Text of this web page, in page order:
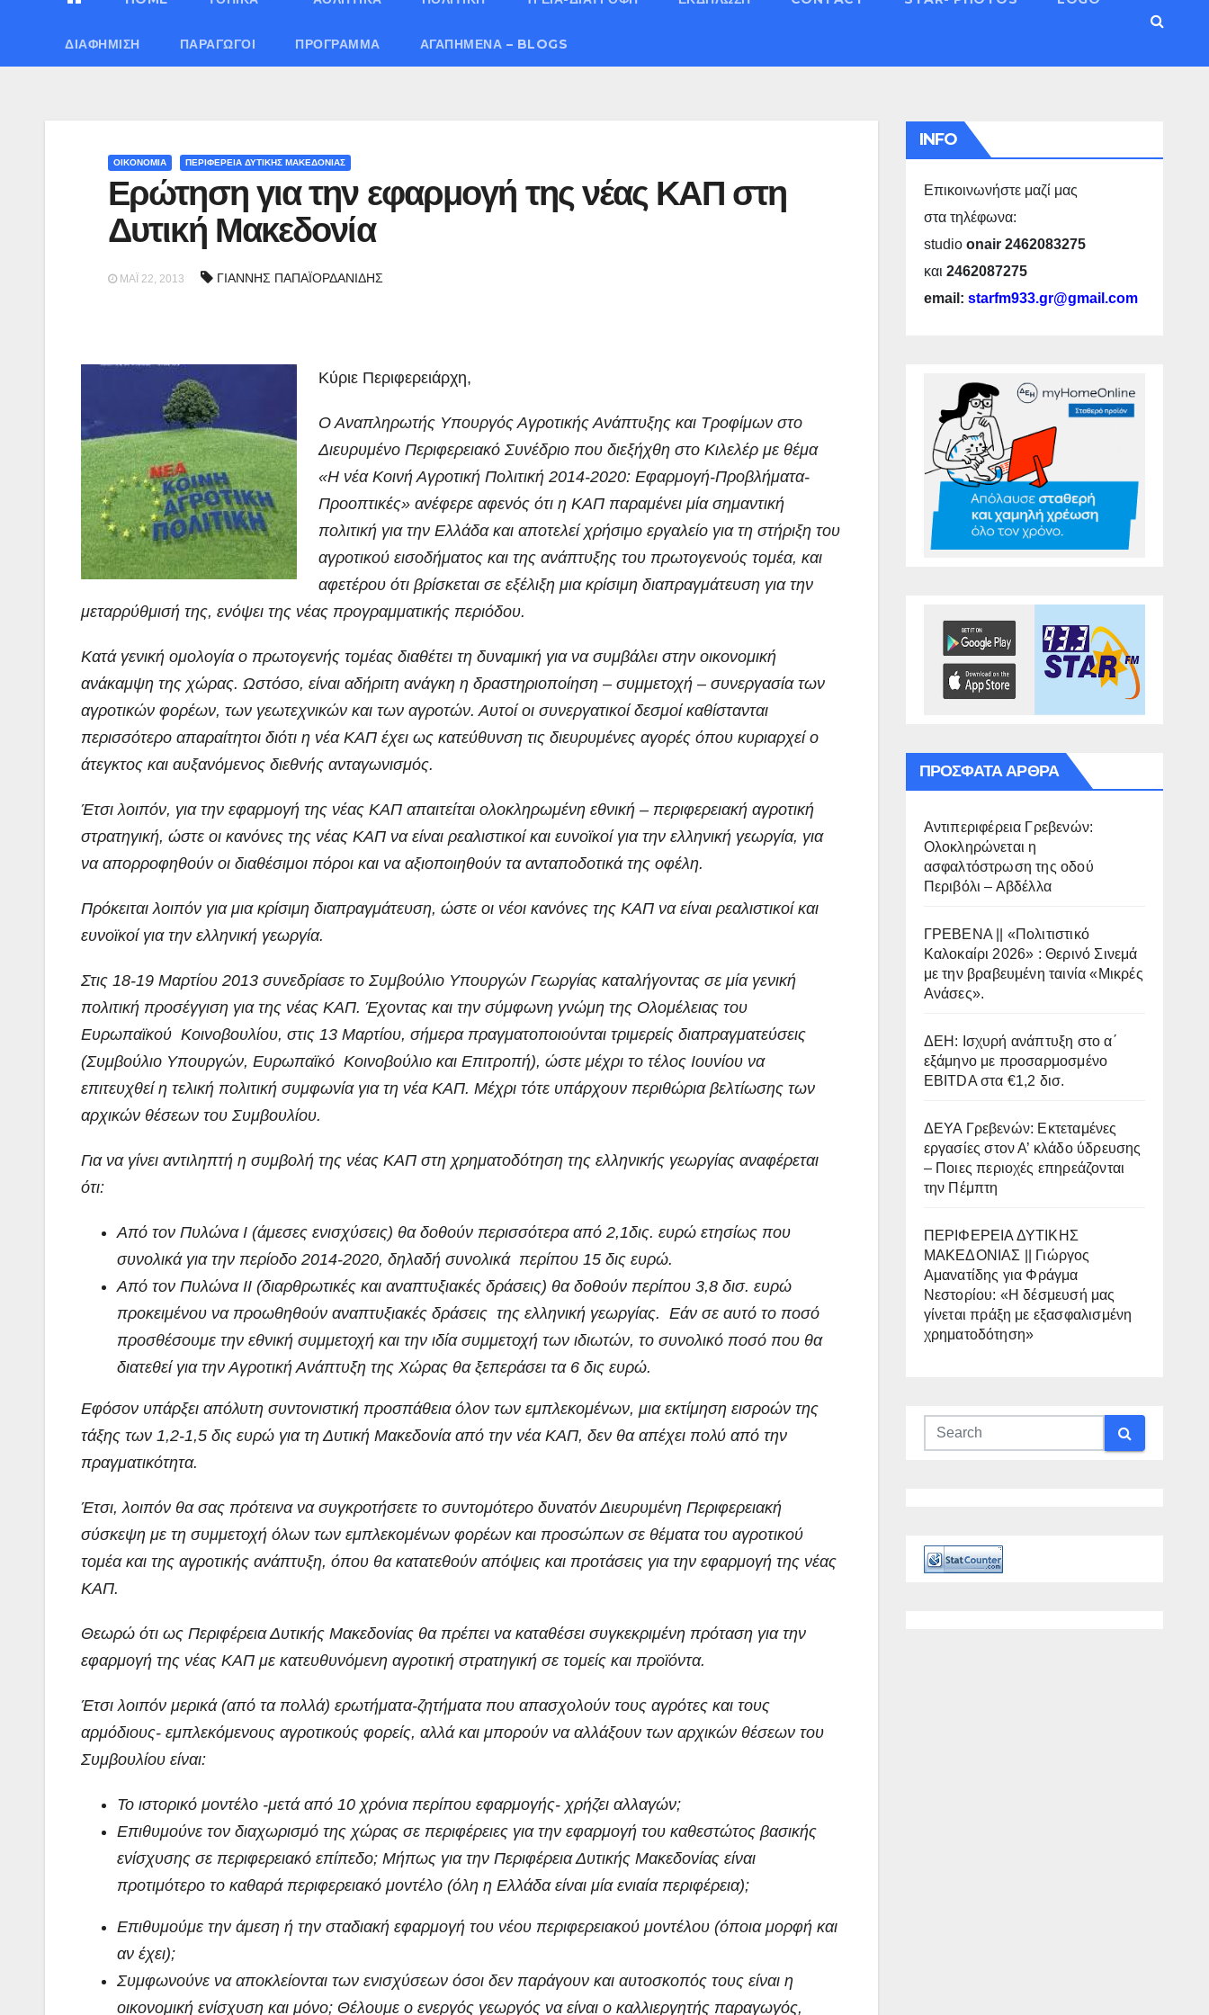
ΔΙΑΦΉΜΙΣΗ ΠΑΡΑΓΩΓΟΊ ΠΡΌΓΡΑΜΜΑ ΑΓΑΠΗΜΈΝΑ – BLOGS
ΟΙΚΟΝΟΜΙΑ ΠΕΡΙΦΕΡΕΙΑ ΔΥΤΙΚΗΣ ΜΑΚΕΔΟΝΙΑΣ
Ερώτηση για την εφαρμογή της νέας ΚΑΠ στη
Δυτική Μακεδονία
ΜΆΙ 22, 2013 ΓΙΑΝΝΗΣ ΠΑΠΑΪΟΡΔΑΝΙΔΗΣ
Κύριε Περιφερειάρχη,
Ο Αναπληρωτής Υπουργός Αγροτικής Ανάπτυξης και Τροφίμων στο
Διευρυμένο Περιφερειακό Συνέδριο που διεξήχθη στο Κιλελέρ με θέμα
«Η νέα Κοινή Αγροτική Πολιτική 2014-2020: Εφαρμογή-Προβλήματα-
Προοπτικές» ανέφερε αφενός ότι η ΚΑΠ παραμένει μία σημαντική
πολιτική για την Ελλάδα και αποτελεί χρήσιμο εργαλείο για τη στήριξη του
αγροτικού εισοδήματος και της ανάπτυξης του πρωτογενούς τομέα, και
αφετέρου ότι βρίσκεται σε εξέλιξη μια κρίσιμη διαπραγμάτευση για την
μεταρρύθμισή της, ενόψει της νέας προγραμματικής περιόδου.
Κατά γενική ομολογία ο πρωτογενής τομέας διαθέτει τη δυναμική για να συμβάλει στην οικονομική
ανάκαμψη της χώρας. Ωστόσο, είναι αδήριτη ανάγκη η δραστηριοποίηση – συμμετοχή – συνεργασία των
αγροτικών φορέων, των γεωτεχνικών και των αγροτών. Αυτοί οι συνεργατικοί δεσμοί καθίστανται
περισσότερο απαραίτητοι διότι η νέα ΚΑΠ έχει ως κατεύθυνση τις διευρυμένες αγορές όπου κυριαρχεί ο
άτεγκτος και αυξανόμενος διεθνής ανταγωνισμός.
Έτσι λοιπόν, για την εφαρμογή της νέας ΚΑΠ απαιτείται ολοκληρωμένη εθνική – περιφερειακή αγροτική
στρατηγική, ώστε οι κανόνες της νέας ΚΑΠ να είναι ρεαλιστικοί και ευνοϊκοί για την ελληνική γεωργία, για
να απορροφηθούν οι διαθέσιμοι πόροι και να αξιοποιηθούν τα ανταποδοτικά της οφέλη.
Πρόκειται λοιπόν για μια κρίσιμη διαπραγμάτευση, ώστε οι νέοι κανόνες της ΚΑΠ να είναι ρεαλιστικοί και
ευνοϊκοί για την ελληνική γεωργία.
Στις 18-19 Μαρτίου 2013 συνεδρίασε το Συμβούλιο Υπουργών Γεωργίας καταλήγοντας σε μία γενική
πολιτική προσέγγιση για της νέας ΚΑΠ. Έχοντας και την σύμφωνη γνώμη της Ολομέλειας του
Ευρωπαϊκού Κοινοβουλίου, στις 13 Μαρτίου, σήμερα πραγματοποιούνται τριμερείς διαπραγματεύσεις
(Συμβούλιο Υπουργών, Ευρωπαϊκό Κοινοβούλιο και Επιτροπή), ώστε μέχρι το τέλος Ιουνίου να
επιτευχθεί η τελική πολιτική συμφωνία για τη νέα ΚΑΠ. Μέχρι τότε υπάρχουν περιθώρια βελτίωσης των
αρχικών θέσεων του Συμβουλίου.
Για να γίνει αντιληπτή η συμβολή της νέας ΚΑΠ στη χρηματοδότηση της ελληνικής γεωργίας αναφέρεται
ότι:
Από τον Πυλώνα Ι (άμεσες ενισχύσεις) θα δοθούν περισσότερα από 2,1δις. ευρώ ετησίως που
συνολικά για την περίοδο 2014-2020, δηλαδή συνολικά περίπου 15 δις ευρώ.
Από τον Πυλώνα ΙΙ (διαρθρωτικές και αναπτυξιακές δράσεις) θα δοθούν περίπου 3,8 δισ. ευρώ
προκειμένου να προωθηθούν αναπτυξιακές δράσεις της ελληνική γεωργίας. Εάν σε αυτό το ποσό
προσθέσουμε την εθνική συμμετοχή και την ιδία συμμετοχή των ιδιωτών, το συνολικό ποσό που θα
διατεθεί για την Αγροτική Ανάπτυξη της Χώρας θα ξεπεράσει τα 6 δις ευρώ.
Εφόσον υπάρξει απόλυτη συντονιστική προσπάθεια όλον των εμπλεκομένων, μια εκτίμηση εισροών της
τάξης των 1,2-1,5 δις ευρώ για τη Δυτική Μακεδονία από την νέα ΚΑΠ, δεν θα απέχει πολύ από την
πραγματικότητα.
Έτσι, λοιπόν θα σας πρότεινα να συγκροτήσετε το συντομότερο δυνατόν Διευρυμένη Περιφερειακή
σύσκεψη με τη συμμετοχή όλων των εμπλεκομένων φορέων και προσώπων σε θέματα του αγροτικού
τομέα και της αγροτικής ανάπτυξη, όπου θα κατατεθούν απόψεις και προτάσεις για την εφαρμογή της νέας
ΚΑΠ.
Θεωρώ ότι ως Περιφέρεια Δυτικής Μακεδονίας θα πρέπει να καταθέσει συγκεκριμένη πρόταση για την
εφαρμογή της νέας ΚΑΠ με κατευθυνόμενη αγροτική στρατηγική σε τομείς και προϊόντα.
Έτσι λοιπόν μερικά (από τα πολλά) ερωτήματα-ζητήματα που απασχολούν τους αγρότες και τους
αρμόδιους- εμπλεκόμενους αγροτικούς φορείς, αλλά και μπορούν να αλλάξουν των αρχικών θέσεων του
Συμβουλίου είναι:
Το ιστορικό μοντέλο -μετά από 10 χρόνια περίπου εφαρμογής- χρήζει αλλαγών;
Επιθυμούνε τον διαχωρισμό της χώρας σε περιφέρειες για την εφαρμογή του καθεστώτος βασικής
ενίσχυσης σε περιφερειακό επίπεδο; Μήπως για την Περιφέρεια Δυτικής Μακεδονίας είναι
προτιμότερο το καθαρά περιφερειακό μοντέλο (όλη η Ελλάδα είναι μία ενιαία περιφέρεια);
Επιθυμούμε την άμεση ή την σταδιακή εφαρμογή του νέου περιφερειακού μοντέλου (όποια μορφή και
αν έχει);
Συμφωνούνε να αποκλείονται των ενισχύσεων όσοι δεν παράγουν και αυτοσκοπός τους είναι η
οικονομική ενίσχυση και μόνο; Θέλουμε ο ενεργός γεωργός να είναι ο καλλιεργητής παραγωγός,
INFO
Επικοινωνήστε μαζί μας
στα τηλέφωνα:
studio onair 2462083275
και 2462087275
email: starfm933.gr@gmail.com
ΠΡΌΣΦΑΤΑ ΆΡΘΡΑ
Αντιπεριφέρεια Γρεβενών:
Ολοκληρώνεται η
ασφαλτόστρωση της οδού
Περιβόλι – Αβδέλλα
ΓΡΕΒΕΝΑ || «Πολιτιστικό
Καλοκαίρι 2026» : Θερινό Σινεμά
με την βραβευμένη ταινία «Μικρές
Ανάσες».
ΔΕΗ: Ισχυρή ανάπτυξη στο α΄
εξάμηνο με προσαρμοσμένο
EBITDA στα €1,2 δισ.
ΔΕΥΑ Γρεβενών: Εκτεταμένες
εργασίες στον Α’ κλάδο ύδρευσης
– Ποιες περιοχές επηρεάζονται
την Πέμπτη
ΠΕΡΙΦΕΡΕΙΑ ΔΥΤΙΚΗΣ
ΜΑΚΕΔΟΝΙΑΣ || Γιώργος
Αμανατίδης για Φράγμα
Νεστορίου: «Η δέσμευσή μας
γίνεται πράξη με εξασφαλισμένη
χρηματοδότηση»